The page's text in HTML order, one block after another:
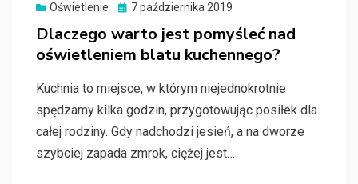
Oświetlenie
Posted
7 października 2019
Dlaczego warto jest pomyśleć nad
oświetleniem blatu kuchennego?
Kuchnia to miejsce, w którym niejednokrotnie
spędzamy kilka godzin, przygotowując posiłek dla
całej rodziny. Gdy nadchodzi jesień, a na dworze
szybciej zapada zmrok, ciężej jest…